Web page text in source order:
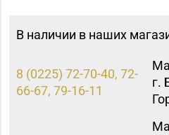
В наличии в наших
8 (0225) 72-70-40, 72-
66-67, 79-16-11
г.